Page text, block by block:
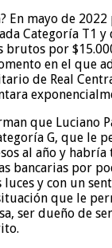
En mayo de
Categoría T1 y
por
en el que
de Real
que Luciano
G, que le
al año y habría
bancarias por
luces y con un
que le
ser dueño de